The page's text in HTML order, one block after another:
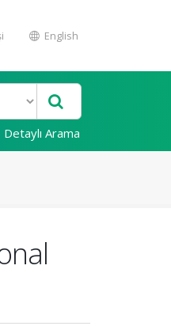
English
Detaylı Arama